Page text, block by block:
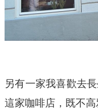
另有一家我喜歡去
這家咖啡店，既不